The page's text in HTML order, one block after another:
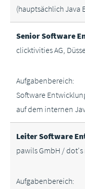
(hauptsächlich Java
Senior Software
clicktivities AG,
Aufgabenbereich:
Software
auf dem internen
Leiter Software
pawils GmbH / dot's
Aufgabenbereich: